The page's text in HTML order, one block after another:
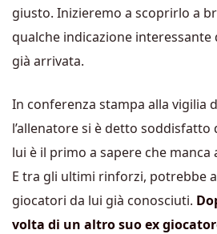
giusto. Inizieremo a scoprirlo a
qualche indicazione
già arrivata.
In conferenza stampa alla vigilia
l’allenatore si è detto soddisfatto
lui è il primo a sapere che manca
E tra gli ultimi rinforzi, potrebbe
giocatori da lui già conosciuti.
volta di un altro suo ex